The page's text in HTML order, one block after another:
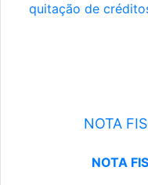
quitação de
NOTA
NOTA